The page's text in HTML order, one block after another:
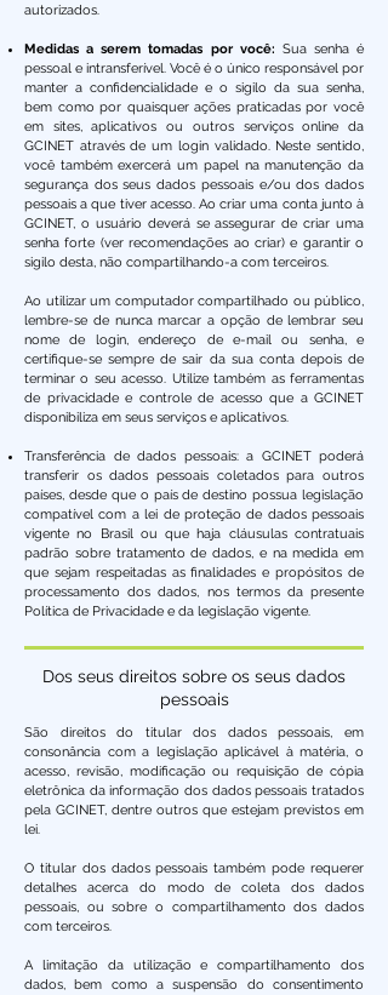
autorizados.
Medidas a serem tomadas por você: Sua senha é
pessoal e intransferível. Você é o único responsável por
manter a confidencialidade e o sigilo da sua senha,
bem como por quaisquer ações praticadas por você
em sites, aplicativos ou outros serviços online da
GCINET através de um login validado. Neste sentido,
você também exercerá um papel na manutenção da
segurança dos seus dados pessoais e/ou dos dados
pessoais a que tiver acesso. Ao criar uma conta junto à
GCINET, o usuário deverá se assegurar de criar uma
senha forte (ver recomendações ao criar) e garantir o
sigilo desta, não compartilhando-a com terceiros.
Ao utilizar um computador compartilhado ou público,
lembre-se de nunca marcar a opção de lembrar seu
nome de login, endereço de e-mail ou senha, e
certifique-se sempre de sair da sua conta depois de
terminar o seu acesso. Utilize também as ferramentas
de privacidade e controle de acesso que a GCINET
disponibiliza em seus serviços e aplicativos.
Transferência de dados pessoais: a GCINET poderá
transferir os dados pessoais coletados para outros
países, desde que o país de destino possua legislação
compatível com a lei de proteção de dados pessoais
vigente no Brasil ou que haja cláusulas contratuais
padrão sobre tratamento de dados, e na medida em
que sejam respeitadas as finalidades e propósitos de
processamento dos dados, nos termos da presente
Política de Privacidade e da legislação vigente.
Dos seus direitos sobre os seus dados
pessoais
São direitos do titular dos dados pessoais, em
consonância com a legislação aplicável à matéria, o
acesso, revisão, modificação ou requisição de cópia
eletrônica da informação dos dados pessoais tratados
pela GCINET, dentre outros que estejam previstos em
lei.
O titular dos dados pessoais também pode requerer
detalhes acerca do modo de coleta dos dados
pessoais, ou sobre o compartilhamento dos dados
com terceiros.
A limitação da utilização e compartilhamento dos
dados, bem como a suspensão do consentimento